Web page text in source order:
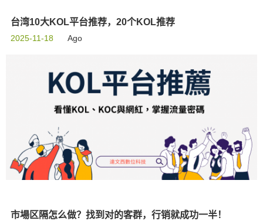
台湾10大KOL平台推荐，20个KOL推荐
2025-11-18 Ago
市場区隔怎么做？找到对的客群，行销就成功一半！